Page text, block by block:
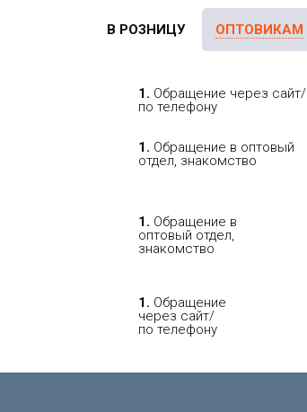
В РОЗНИЦУ ОПТОВИКАМ
1. Обращение через сайт/
по телефону
1. Обращение в оптовый
отдел, знакомство
1. Обращение в
оптовый отдел,
знакомство
1. Обращение
через сайт/
по телефону